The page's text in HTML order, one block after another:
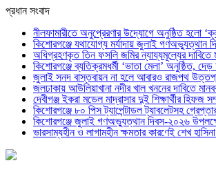
প্রধান সংবাদ
নীলফামারীতে অনুপ্রেরণার উদ্যোগে অনুষ্ঠিত হলো
কিশোরগঞ্জে যথাযোগ্য মর্যাদায় জুলাই গণঅভ্যুত্থান
অধিগ্রহণকৃত তিন ফসলি জমির ন্যায্যমূল্যের দাবিতে
কিশোরগঞ্জে ব্যতিক্রমধর্মী ‘ভাতা মেলা’ অনুষ্ঠিত, দেড়
জুলাই সনদ বাস্তবায়ন না হলে আবারও রাজপথ উত্তপ্ত
জলঢাকায় আউলিয়াখানা নদীর খাল খননের দাবিতে
দেবীগঞ্জ ইকরা মডেল মাদ্রাসার দুই শিক্ষার্থীর হিফজ
কিশোরগঞ্জে ৮০ পিস ট্যাপেন্টাডল ট্যাবলেটসহ
কিশোরগঞ্জে জুলাই গণঅভ্যুত্থান দিবস-২০২৬
ভারসাম্যহীন ও লাগামহীন ক্ষমতার কারণেই শেখ